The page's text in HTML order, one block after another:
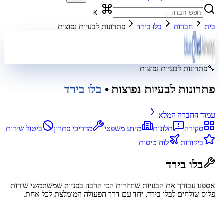
בית חברות בלו בירד פתרונות לבעיות נפוצות
🔧פתרונות לבעיות נפוצות
פתרונות לבעיות נפוצות • בלו בירד
עמוד החברה המלא
סקירה
תלונות מידע משפטי מדריכי פתרון
ביטול שירות
ביקורות
לוח טיסות
בלו בירד
אספנו עבורך את הבעיות שחוזרות הכי הרבה בפניות שמשתמשי שירות
פלוס שולחים לבלו בירד, יחד עם דרך הפעולה המומלצת לכל אחת.